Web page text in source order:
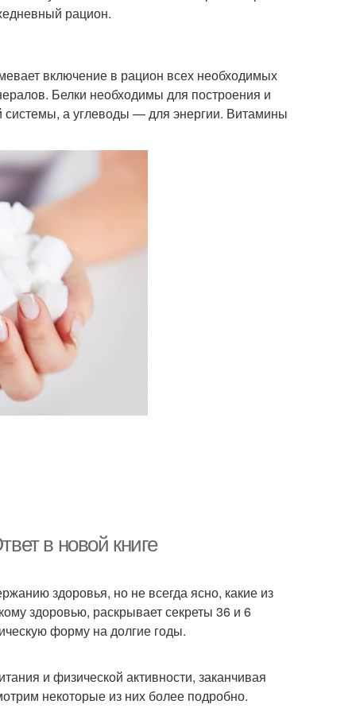
рацион.
включение в рацион всех необходимых
Белки необходимы для построения и
а углеводы — для энергии. Витамины
в новой книге
здоровья, но не всегда ясно, какие из
здоровью, раскрывает секреты 36 и 6
форму на долгие годы.
и физической активности, заканчивая
некоторые из них более подробно.